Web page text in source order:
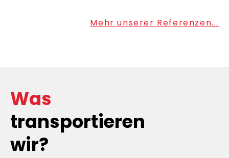
Mehr unserer Referenzen...
Was
transportieren
wir?